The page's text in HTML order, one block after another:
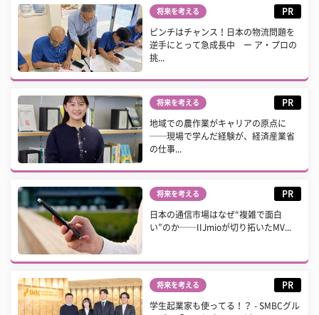
将来を考える PR
ピンチはチャンス！日本の物流問題を
逆手にとって急成長中 ー ア・プロの
挑...
将来を考える PR
地域での農作業がキャリアの原点に
──現場で学んだ経験が、経済産業省
の仕事...
将来を考える PR
日本の通信市場はなぜ“複雑で面白
い”のか──IIJmioが切り拓いたMV...
将来を考える PR
学生起業家も使ってる！？ - SMBCグル